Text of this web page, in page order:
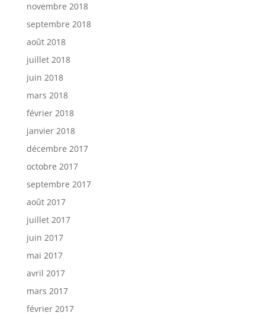
novembre 2018
septembre 2018
août 2018
juillet 2018
juin 2018
mars 2018
février 2018
janvier 2018
décembre 2017
octobre 2017
septembre 2017
août 2017
juillet 2017
juin 2017
mai 2017
avril 2017
mars 2017
février 2017